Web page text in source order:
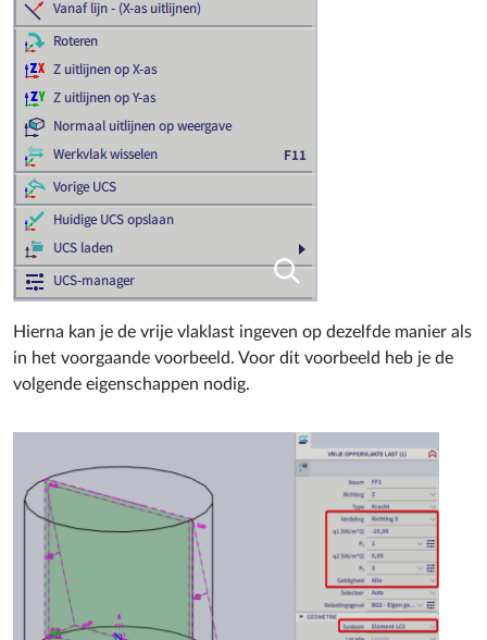
Hierna kan je de vrije vlaklast ingeven op dezelfde manier als
in het voorgaande voorbeeld. Voor dit voorbeeld heb je de
volgende eigenschappen nodig.